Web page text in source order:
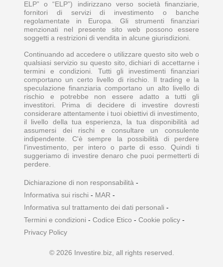
ELP” o “ELP”) indirizzano verso società finanziarie,
fornitori di servizi di investimento o banche
regolamentate in Europa. Gli strumenti finanziari
menzionati nel presente sito web possono essere
soggetti a restrizioni di vendita in alcune giurisdizioni.
Continuando ad accedere o utilizzare questo sito web o
qualsiasi servizio su questo sito, dichiari di accettarne i
termini e condizioni. Tutti gli investimenti finanziari
comportano un certo livello di rischio. Il trading e la
speculazione finanziaria comportano un alto livello di
rischio e potrebbe non essere adatto a tutti gli
investitori. Prima di decidere di investire dovresti
considerare attentamente i tuoi obiettivi di investimento,
il livello della tua esperienza, la tua disponibilità ad
assumersi dei rischi e consultare un consulente
indipendente. C'è sempre la possibilità di perdere
l'investimento, per intero o parte di esso. Quindi ti
suggeriamo di investire denaro che puoi permetterti di
perdere.
Dichiarazione di non responsabilità -
Informativa sui rischi - MAR -
Informativa sul trattamento dei dati personali -
Termini e condizioni - Codice Etico - Cookie policy -
Privacy Policy
© 2026 Investire.biz, all rights reserved.